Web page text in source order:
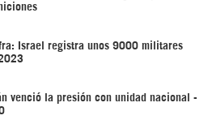
Israel registra unos 9000 militares
venció la presión con unidad nacional -